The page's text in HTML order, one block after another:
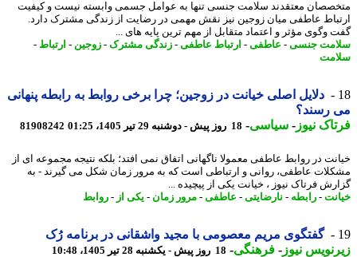
معتقدند سلامت جنسی تنها به عوامل جسمی وابسته نیست و کیفیت
عاطفی میان زوجین نیز نقش مهمی در رضایت از زندگی مشترک دارد.
وگوی مؤثر و اعتماد متقابل از مهم ترین پایه های ...
جنسی-عاطفی-ارتباط عاطفی-زندگی مشترک- زوجین-ارتباط -
دلایل اصلی خیانت در زوجین؛ چرا برخی روابط به رابطه پنهانی
رسند؟
نیوز-سیاسی-18 روز پیش - دوشنبه 29 تیر 1405، 01:25 81908242
در روابط عاطفی معمولا ناگهانی اتفاق نمی افتد؛ بلکه نتیجه مجموعه ای از
عاطفی، روانی و ارتباطی است که به مرور زمان شکل می گیرند - به
فرتاک نیوز ، خیانت یکی از پیچیده ...
-رابطه -نارضایتی-عاطفی-مرور زمان -یکی از-روابط
گفتگوی مریم معصومی با مجید واشقانی در برنامه رُک
نیوز-فرهنگی-18 روز پیش - یکشنبه 28 تیر 1405، 10:48